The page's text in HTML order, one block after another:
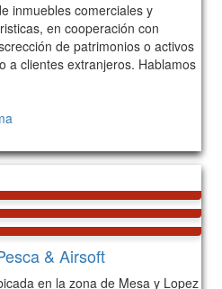
inmuebles comerciales y
en cooperación con
de patrimonios o activos
a clientes extranjeros. Hablamos
& Airsoft
en la zona de Mesa y Lopez